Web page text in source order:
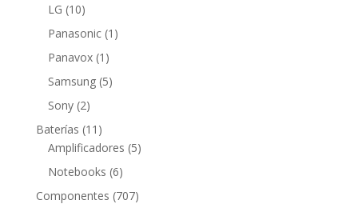
LG 1010
productos
Panasonic 1 1
Panavox 1 1
producto
Samsung 55
Sony 22
productos
Baterías 11 11
productos
Amplificadores 55
Notebooks 66
productos
Componentes 707707